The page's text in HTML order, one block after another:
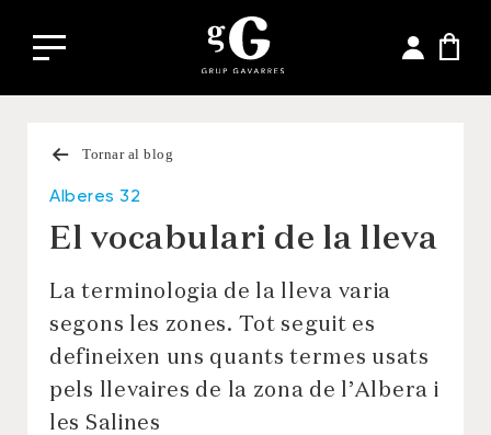
Tornar al blog
Alberes 32
El vocabulari de la lleva
La terminologia de la lleva varia
segons les zones. Tot seguit es
defineixen uns quants termes usats
pels llevaires de la zona de l’Albera i
les Salines